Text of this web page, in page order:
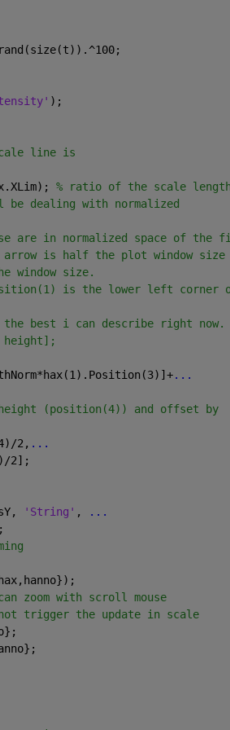
);
line is
% ratio of the scale length
dealing with normalized
are in normalized space of the
arrow is half the plot window size
window size.
is the lower left corner
best i can describe right now.
height];
...
(position(4)) and offset by
2,
...
2];
'String' ,
...
zoom with scroll mouse
trigger the update in scale